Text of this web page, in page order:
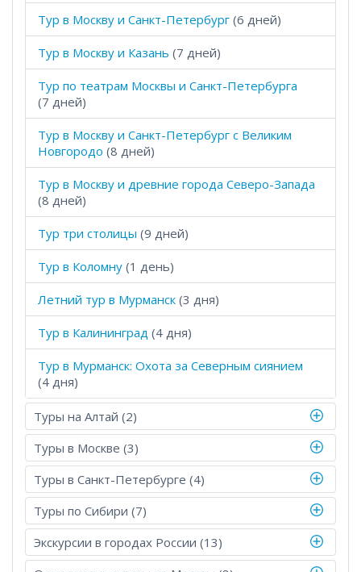
Тур в Москву и Санкт-Петербург (6 дней)
Тур в Москву и Казань (7 дней)
Тур по театрам Москвы и Санкт-Петербурга
(7 дней)
Тур в Москву и Санкт-Петербург с Великим
Новгородо (8 дней)
Тур в Москву и древние города Северо-Запада
(8 дней)
Тур три столицы (9 дней)
Тур в Коломну (1 день)
Летний тур в Мурманск (3 дня)
Тур в Калининград (4 дня)
Тур в Мурманск: Охота за Северным сиянием
(4 дня)
Туры на Алтай (2)
Туры в Москве (3)
Туры в Санкт-Петербурге (4)
Туры по Сибири (7)
Экскурсии в городах России (13)